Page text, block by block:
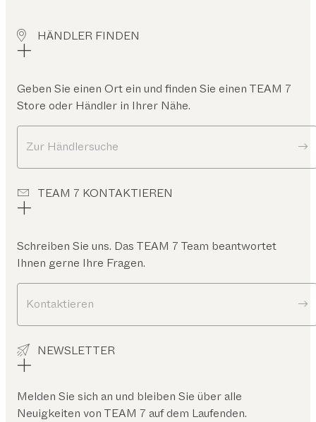
HÄNDLER FINDEN
Geben Sie einen Ort ein und finden Sie einen TEAM 7
Store oder Händler in Ihrer Nähe.
Zur Händlersuche
TEAM 7 KONTAKTIEREN
Schreiben Sie uns. Das TEAM 7 Team beantwortet
Ihnen gerne Ihre Fragen.
Kontaktieren
NEWSLETTER
Melden Sie sich an und bleiben Sie über alle
Neuigkeiten von TEAM 7 auf dem Laufenden.